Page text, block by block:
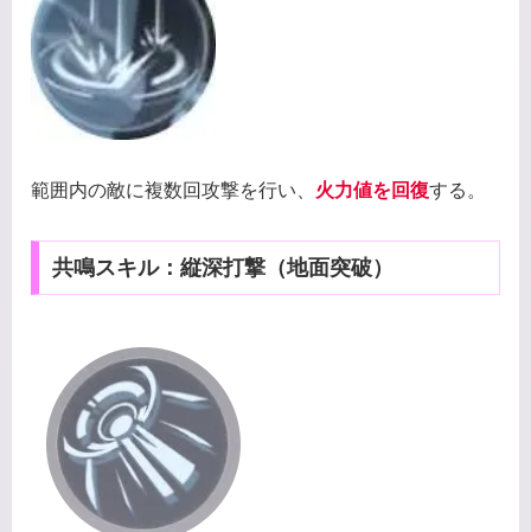
範囲内の敵に複数回攻撃を行い、 火力値を回復する。
共鳴スキル：縦深打撃（地面突破）